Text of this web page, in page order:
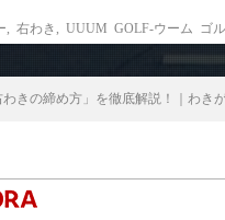
右わき UUUM GOLF-ウーム ゴ
きの締め方」を徹底解説！｜わき